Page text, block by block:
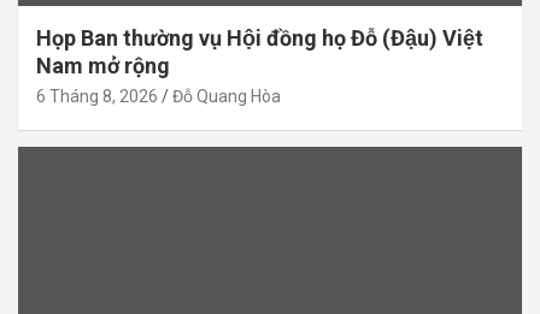
Họp Ban thường vụ Hội đồng họ Đỗ (Đậu) Việt
Nam mở rộng
6 Tháng 8, 2026 Đỗ Quang Hòa